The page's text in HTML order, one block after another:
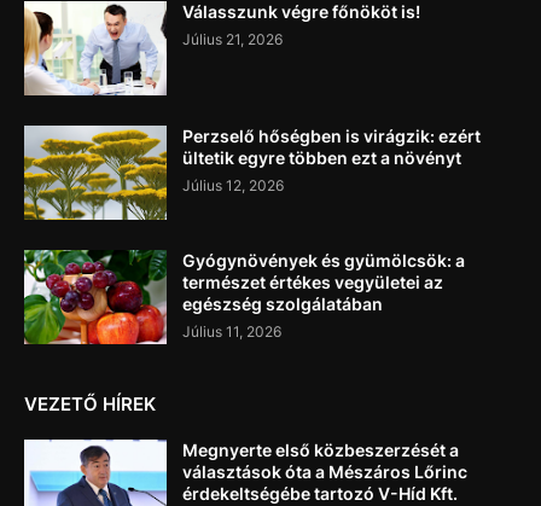
Válasszunk végre főnököt is!
Július 21, 2026
Perzselő hőségben is virágzik: ezért
ültetik egyre többen ezt a növényt
Július 12, 2026
Gyógynövények és gyümölcsök: a
természet értékes vegyületei az
egészség szolgálatában
Július 11, 2026
VEZETŐ HÍREK
Megnyerte első közbeszerzését a
választások óta a Mészáros Lőrinc
érdekeltségébe tartozó V-Híd Kft.